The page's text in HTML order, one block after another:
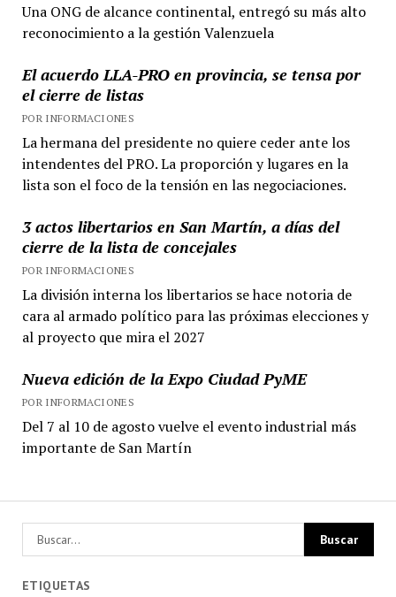
Una ONG de alcance continental, entregó su más alto
reconocimiento a la gestión Valenzuela
El acuerdo LLA-PRO en provincia, se tensa por
el cierre de listas
POR INFORMACIONES
La hermana del presidente no quiere ceder ante los
intendentes del PRO. La proporción y lugares en la
lista son el foco de la tensión en las negociaciones.
3 actos libertarios en San Martín, a días del
cierre de la lista de concejales
POR INFORMACIONES
La división interna los libertarios se hace notoria de
cara al armado político para las próximas elecciones y
al proyecto que mira el 2027
Nueva edición de la Expo Ciudad PyME
POR INFORMACIONES
Del 7 al 10 de agosto vuelve el evento industrial más
importante de San Martín
ETIQUETAS